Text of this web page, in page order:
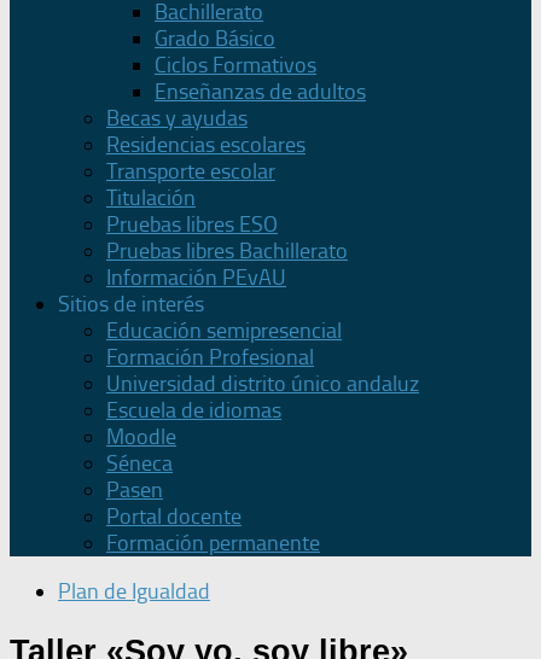
Bachillerato
Grado Básico
Ciclos Formativos
Enseñanzas de adultos
Becas y ayudas
Residencias escolares
Transporte escolar
Titulación
Pruebas libres ESO
Pruebas libres Bachillerato
Información PEvAU
Sitios de interés
Educación semipresencial
Formación Profesional
Universidad distrito único andaluz
Escuela de idiomas
Moodle
Séneca
Pasen
Portal docente
Formación permanente
Plan de Igualdad
Taller «Soy yo, soy libre»